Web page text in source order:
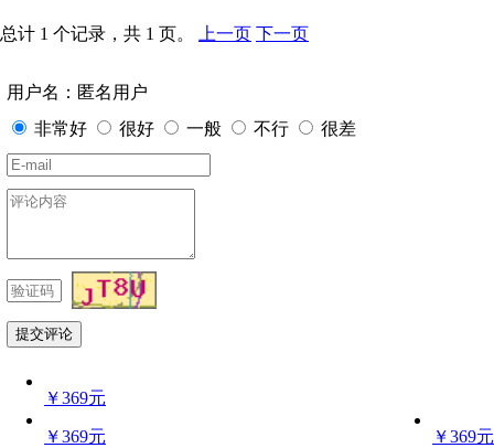
总计 1 个记录，共 1 页。 上一页 下一页
用户名：匿名用户
非常好
很好 一般 不行 很差
￥369元
￥369元
￥369元